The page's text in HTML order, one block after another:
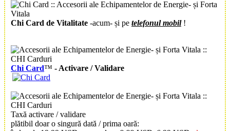
Chi Card de Vitalitate -acum- și pe telefonul mobil !
Chi Card™ - Activare / Validare
Taxă activare / validare
plătibil doar o singură dată / prima oară: